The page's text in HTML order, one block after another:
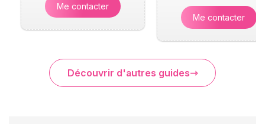
Me contacter
Me contacter
Découvrir d'autres guides